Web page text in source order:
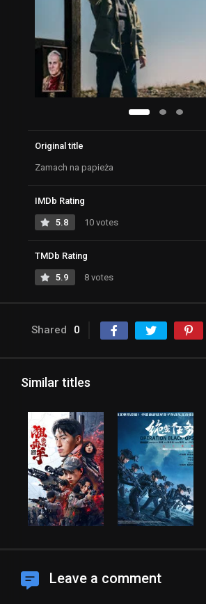
Original title
Zamach na papieża
IMDb Rating
5.8 10 votes
TMDb Rating
5.9 8 votes
Shared 0
Similar titles
Leave a comment